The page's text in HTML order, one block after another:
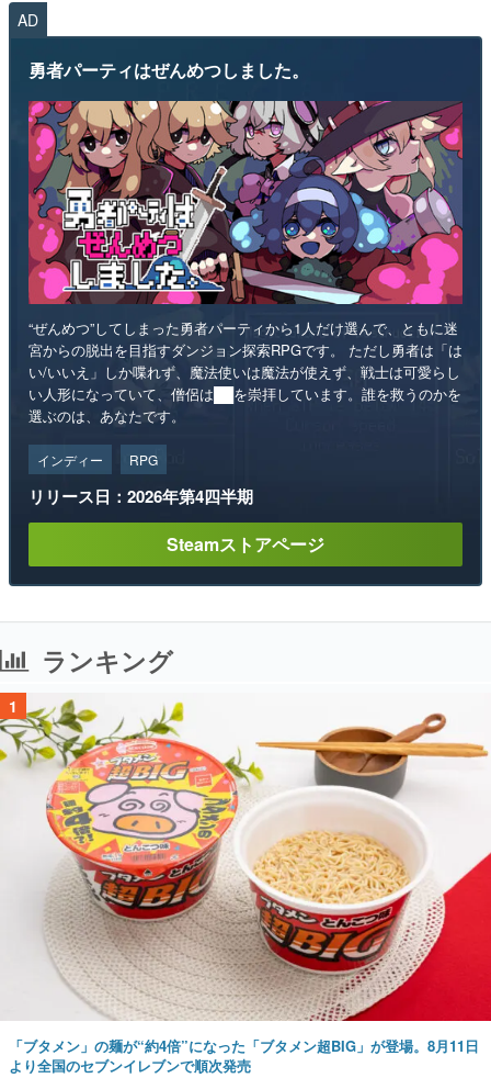
AD
勇者パーティはぜんめつしました。
“ぜんめつ”してしまった勇者パーティから1人だけ選んで、ともに迷
宮からの脱出を目指すダンジョン探索RPGです。 ただし勇者は「は
い/いいえ」しか喋れず、魔法使いは魔法が使えず、戦士は可愛らし
い人形になっていて、僧侶は██を崇拝しています。誰を救うのかを
選ぶのは、あなたです。
インディー RPG
リリース日：2026年第4四半期
Steamストアページ
ランキング
1
「ブタメン」の麺が“約4倍”になった「ブタメン超BIG」が登場。8月11日
より全国のセブンイレブンで順次発売